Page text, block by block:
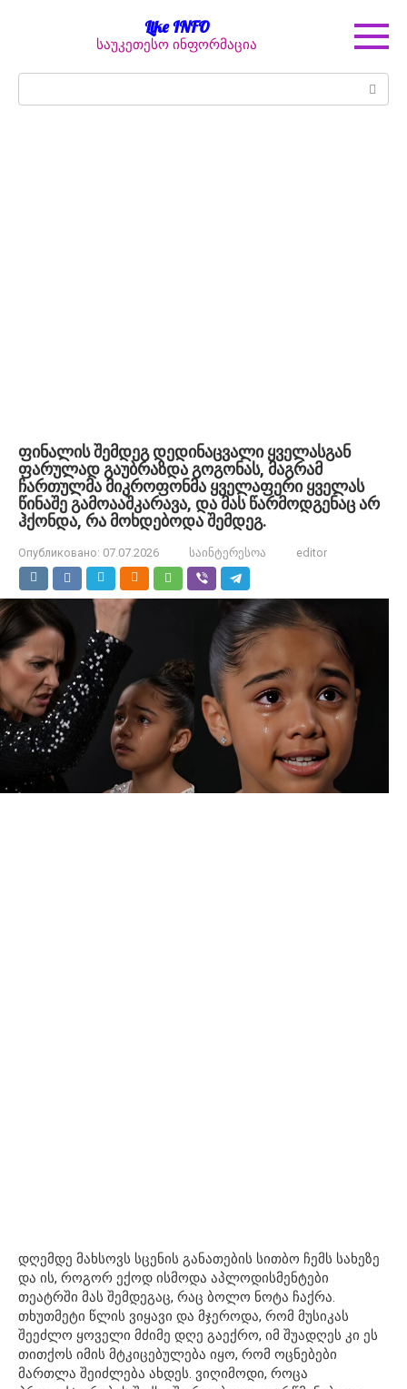
Like INFO
საუკეთესო ინფორმაცია
ფინალის შემდეგ დედინაცვალი ყველასგან
ფარულად გაუბრაზდა გოგონას, მაგრამ
ჩართულმა მიკროფონმა ყველაფერი ყველას
წინაშე გამოააშკარავა, და მას წარმოდგენაც არ
ჰქონდა, რა მოხდებოდა შემდეგ.
Опубликовано: 07.07.2026 საინტერესოა editor
დღემდე მახსოვს სცენის განათების სითბო ჩემს სახეზე
და ის, როგორ ექოდ ისმოდა აპლოდისმენტები
თეატრში მას შემდეგაც, რაც ბოლო ნოტა ჩაქრა.
თხუთმეტი წლის ვიყავი და მჯეროდა, რომ მუსიკას
შეეძლო ყოველი მძიმე დღე გაექრო, იმ შუადღეს კი ეს
თითქოს იმის მტკიცებულება იყო, რომ ოცნებები
მართლა შეიძლება ახდეს. ვიღიმოდი, როცა